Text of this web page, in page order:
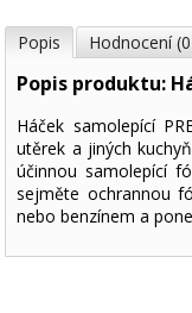
Popis Hodnocení
Popis produktu:
Háček samolepící
utěrek a jiných
účinnou samolepící
sejměte ochrannou
nebo benzínem a